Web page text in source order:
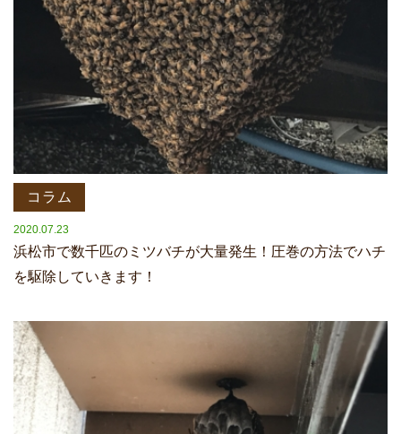
コラム
2020.07.23
浜松市で数千匹のミツバチが大量発生！圧巻の方法でハチ
を駆除していきます！